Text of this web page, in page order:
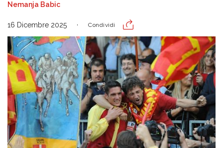
Nemanja Babic
16 Dicembre 2025 Condividi